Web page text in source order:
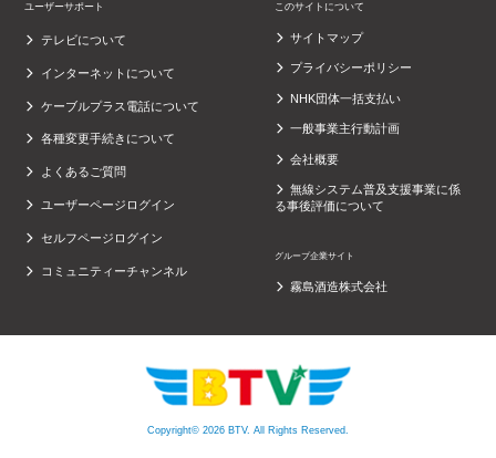
ユーザーサポート
テレビについて
インターネットについて
ケーブルプラス電話について
各種変更手続きについて
よくあるご質問
ユーザーページログイン
セルフページログイン
コミュニティーチャンネル
このサイトについて
サイトマップ
プライバシーポリシー
NHK団体一括支払い
一般事業主行動計画
会社概要
無線システム普及支援事業に係
る事後評価について
グループ企業サイト
霧島酒造株式会社
Copyright© 2026 BTV. All Rights Reserved.